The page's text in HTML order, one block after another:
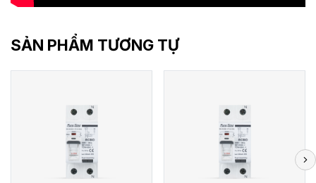
SẢN PHẨM TƯƠNG TỰ